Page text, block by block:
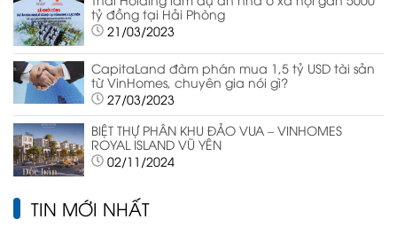
tỷ đồng tại Hải Phòng
21/03/2023
CapitaLand đàm phán mua 1,5 tỷ USD tài sản
từ VinHomes, chuyên gia nói gì?
27/03/2023
BIỆT THỰ PHÂN KHU ĐẢO VUA – VINHOMES
ROYAL ISLAND VŨ YÊN
02/11/2024
TIN MỚI NHẤT